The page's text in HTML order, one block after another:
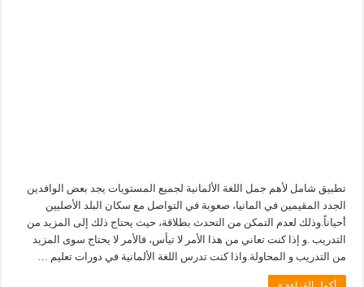
تطبيق شامل لأهم جمل اللغة الألمانية لجميع المستويات يجد بعض الوافدين
الجدد المقيمين في المانيا، صعوبة في التواصل مع سكان البلد الأصليين
أحياناً.وذلك لعدم التمكن من التحدث بطلاقة، حيث يحتاج ذلك إلى المزيد من
التدريب .و إذا كنت تعاني من هذا الأمر لا تيأس، فالأمر لا يحتاج سوى المزيد
من التدريب و المحاولة.واذا كنت تدرس اللغة الألمانية في دورات تعليم …